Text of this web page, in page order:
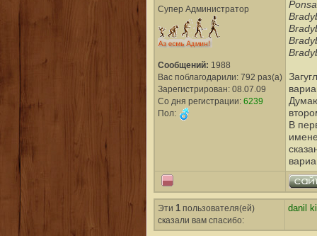
Супер Администратор
Сообщений: 1988
Вас поблагодарили: 792 раз(а)
Зарегистрирован: 08.07.09
Со дня регистрации: 6239
Пол:
В
Эти 1пользователя(ей)
сказали вам cпасибо:
danil